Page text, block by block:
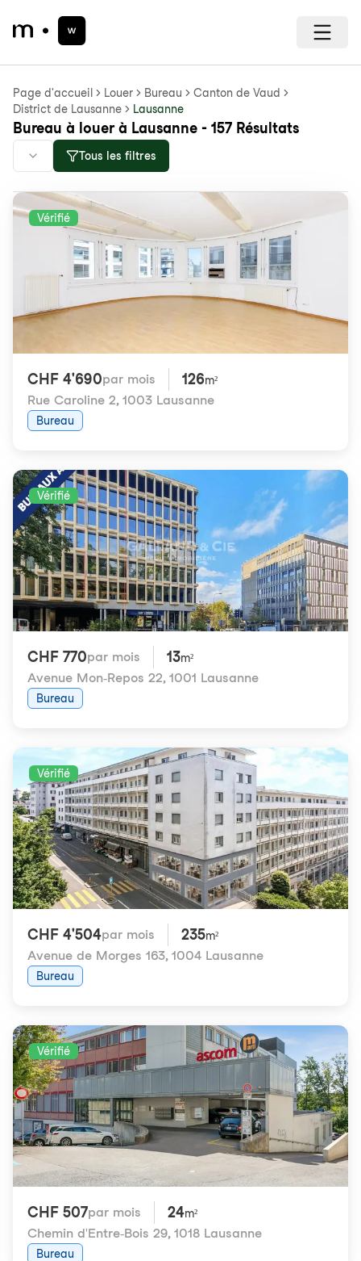
Page d'accueil Louer Bureau
Canton de Vaud
District de Lausanne
Lausanne
Bureau à louer à Lausanne - 157 Résultats
Tous les filtres
Vérifié
CHF 4'690par mois 126m²
Rue Caroline 2, 1003 Lausanne
Bureau
Vérifié
CHF 770par mois 13m²
Avenue Mon-Repos 22, 1001 Lausanne
Bureau
Vérifié
CHF 4'504par mois 235m²
Avenue de Morges 163, 1004 Lausanne
Bureau
Vérifié
CHF 507par mois 24m²
Chemin d'Entre-Bois 29, 1018 Lausanne
Bureau